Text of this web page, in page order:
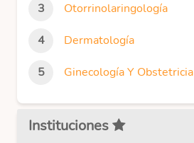
Otorrinolaringología
Dermatología
Ginecología Y Obstetricia
Instituciones